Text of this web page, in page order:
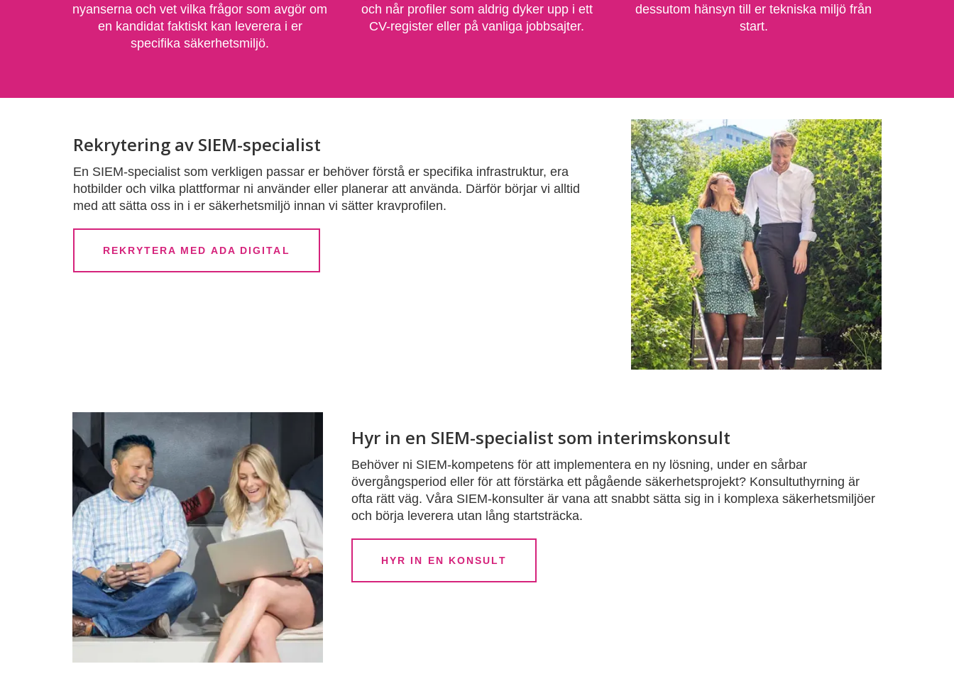
nyanserna och vet vilka frågor som avgör om
en kandidat faktiskt kan leverera i er
specifika säkerhetsmiljö.
och når profiler som aldrig dyker upp i ett
CV-register eller på vanliga jobbsajter.
dessutom hänsyn till er tekniska miljö från
start.
Rekrytering av SIEM-specialist
En SIEM-specialist som verkligen passar er behöver förstå er specifika infrastruktur, era
hotbilder och vilka plattformar ni använder eller planerar att använda. Därför börjar vi alltid
med att sätta oss in i er säkerhetsmiljö innan vi sätter kravprofilen.
REKRYTERA MED ADA DIGITAL
Hyr in en SIEM-specialist som interimskonsult
Behöver ni SIEM-kompetens för att implementera en ny lösning, under en sårbar
övergångsperiod eller för att förstärka ett pågående säkerhetsprojekt? Konsultuthyrning är
ofta rätt väg. Våra SIEM-konsulter är vana att snabbt sätta sig in i komplexa säkerhetsmiljöer
och börja leverera utan lång startsträcka.
HYR IN EN KONSULT